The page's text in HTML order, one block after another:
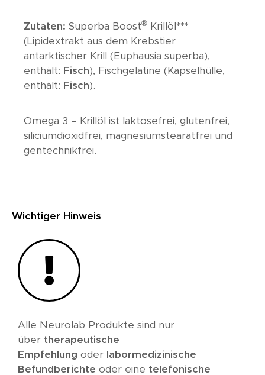
Wichtiger Hinweis
Alle Neurolab Produkte sind nur
über therapeutische
Empfehlung oder labormedizinische
Befundberichte oder eine telefonische
Zutaten: Superba Boost®
Krillöl***
(Lipidextrakt aus dem Krebstier
antarktischer Krill (Euphausia superba),
enthält: Fisch), Fischgelatine (Kapselhülle,
enthält: Fisch).
Omega 3 – Krillöl ist laktosefrei, glutenfrei,
siliciumdioxidfrei, magnesiumstearatfrei und
gentechnikfrei.